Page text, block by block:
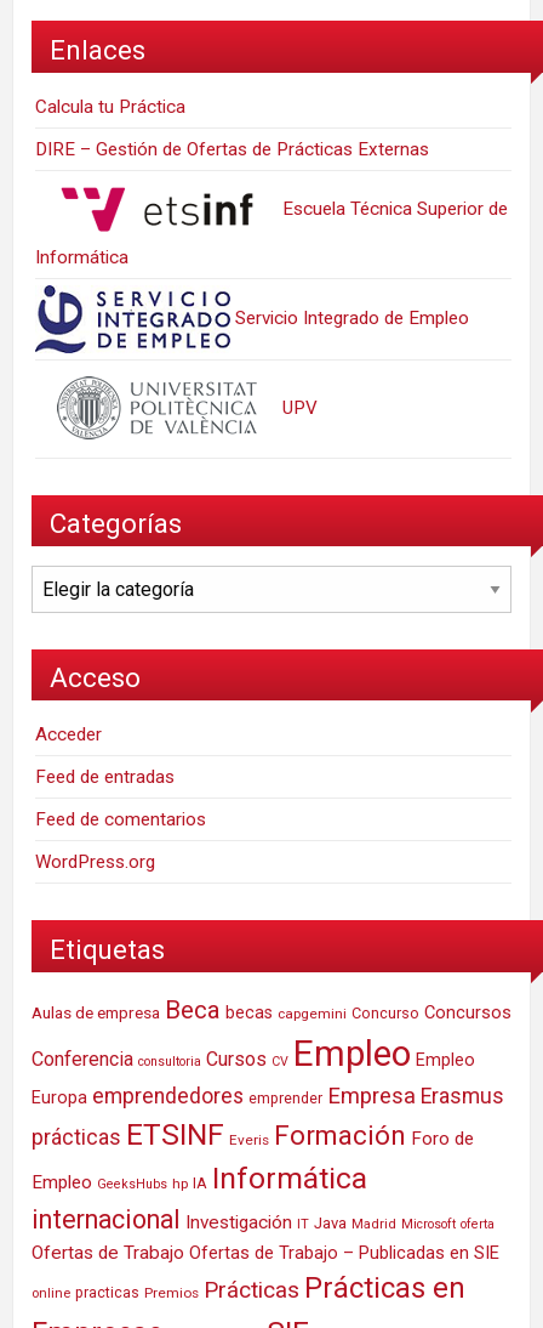
Enlaces
Calcula tu Práctica
DIRE – Gestión de Ofertas de Prácticas Externas
Escuela Técnica Superior de
Informática
Servicio Integrado de Empleo
UPV
Categorías
Categorías
Acceso
Acceder
Feed de entradas
Feed de comentarios
WordPress.org
Etiquetas
Aulas de empresa Beca becas capgemini Concurso Concursos
Conferencia consultoria Cursos CV Empleo Empleo
Europa emprendedores emprender Empresa Erasmus
prácticas ETSINF Everis Formación Foro de
Empleo GeeksHubs hp IA Informática
internacional Investigación IT Java Madrid Microsoft oferta
Ofertas de Trabajo Ofertas de Trabajo – Publicadas en SIE
online practicas Premios Prácticas Prácticas en